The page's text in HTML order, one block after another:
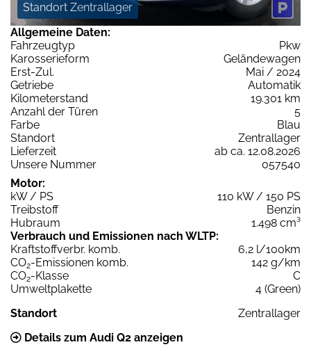
Standort Zentrallager
Allgemeine Daten:
Fahrzeugtyp
Pkw
Karosserieform
Geländewagen
Erst-Zul.
Mai / 2024
Getriebe
Automatik
Kilometerstand
19.301 km
Anzahl der Türen
5
Farbe
Blau
Standort
Zentrallager
Lieferzeit
ab ca. 12.08.2026
Unsere Nummer
057540
Motor:
kW / PS
110 kW / 150 PS
Treibstoff
Benzin
Hubraum
1.498 cm³
Verbrauch und Emissionen nach WLTP:
Kraftstoffverbr. komb.
6,2 l/100km
CO2-Emissionen komb.
142 g/km
CO2-Klasse
C
Umweltplakette
4 (Green)
Standort
Zentrallager
Details zum Audi Q2 anzeigen